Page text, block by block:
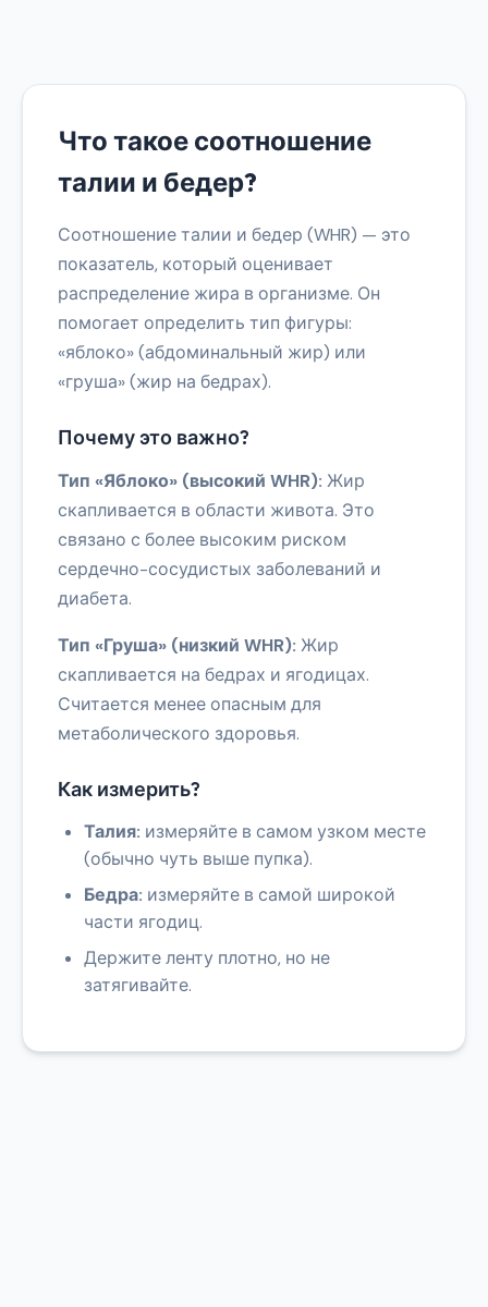
Что такое соотношение
талии и бедер?
Соотношение талии и бедер (WHR) — это
показатель, который оценивает
распределение жира в организме. Он
помогает определить тип фигуры:
«яблоко» (абдоминальный жир) или
«груша» (жир на бедрах).
Почему это важно?
Тип «Яблоко» (высокий WHR): Жир
скапливается в области живота. Это
связано с более высоким риском
сердечно-сосудистых заболеваний и
диабета.
Тип «Груша» (низкий WHR): Жир
скапливается на бедрах и ягодицах.
Считается менее опасным для
метаболического здоровья.
Как измерить?
Талия: измеряйте в самом узком месте
(обычно чуть выше пупка).
Бедра: измеряйте в самой широкой
части ягодиц.
Держите ленту плотно, но не
затягивайте.